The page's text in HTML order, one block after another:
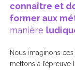
connaître et
former aux
manière
Nous imaginons
mettons à l’épreuve